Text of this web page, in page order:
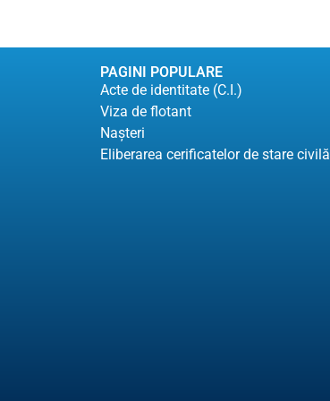
PAGINI POPULARE
Acte de identitate (C.I.)
Viza de flotant
Naşteri
Eliberarea cerificatelor de stare civilă